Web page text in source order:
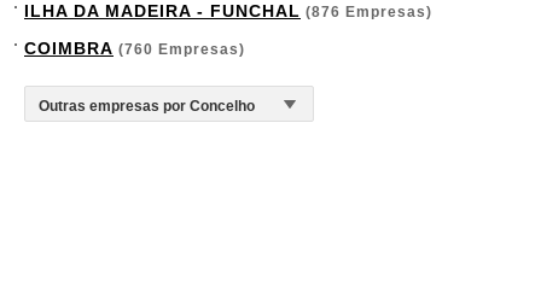
ILHA DA MADEIRA - FUNCHAL (876 Empresas)
COIMBRA (760 Empresas)